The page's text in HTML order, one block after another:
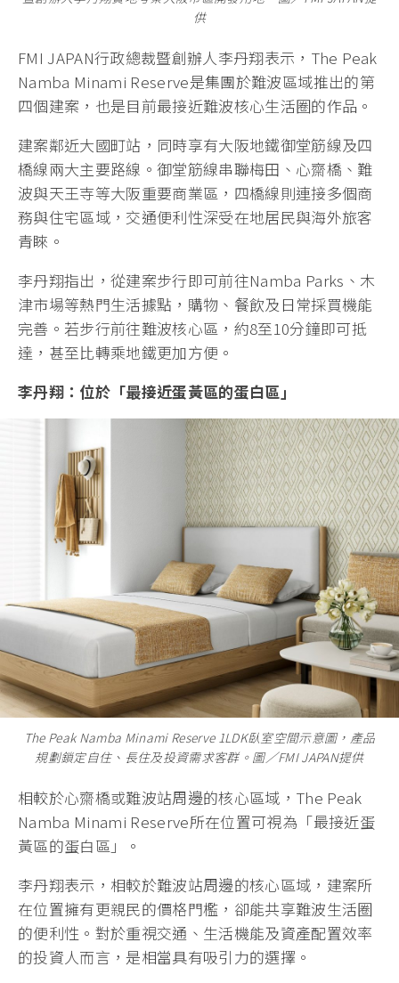
供
FMI JAPAN行政總裁暨創辦人李丹翔表示，The Peak
Namba Minami Reserve是集團於難波區域推出的第
四個建案，也是目前最接近難波核心生活圈的作品。
建案鄰近大國町站，同時享有大阪地鐵御堂筋線及四
橋線兩大主要路線。御堂筋線串聯梅田、心齋橋、難
波與天王寺等大阪重要商業區，四橋線則連接多個商
務與住宅區域，交通便利性深受在地居民與海外旅客
青睞。
李丹翔指出，從建案步行即可前往Namba Parks、木
津市場等熱門生活據點，購物、餐飲及日常採買機能
完善。若步行前往難波核心區，約8至10分鐘即可抵
達，甚至比轉乘地鐵更加方便。
李丹翔：位於「最接近蛋黃區的蛋白區」
The Peak Namba Minami Reserve 1LDK臥室空間示意圖，產品
規劃鎖定自住、長住及投資需求客群。圖／FMI JAPAN提供
相較於心齋橋或難波站周邊的核心區域，The Peak
Namba Minami Reserve所在位置可視為「最接近蛋
黃區的蛋白區」。
李丹翔表示，相較於難波站周邊的核心區域，建案所
在位置擁有更親民的價格門檻，卻能共享難波生活圈
的便利性。對於重視交通、生活機能及資產配置效率
的投資人而言，是相當具有吸引力的選擇。